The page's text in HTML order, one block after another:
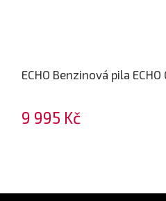
ECHO Benzinová pila ECHO
9 995 Kč